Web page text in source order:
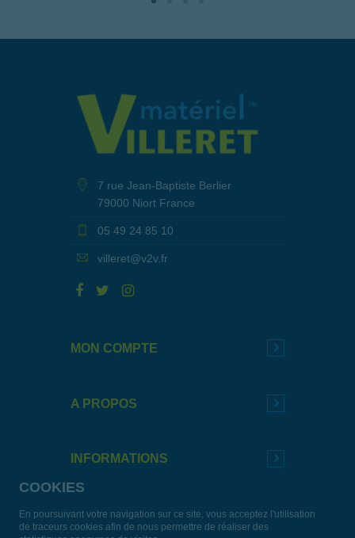
7 rue Jean-Baptiste Berlier
79000 Niort France
05 49 24 85 10
villeret@v2v.fr
MON COMPTE
A PROPOS
INFORMATIONS
COOKIES
En poursuivant votre navigation sur ce site, vous acceptez l'utilisation
de traceurs cookies afin de nous permettre de réaliser des